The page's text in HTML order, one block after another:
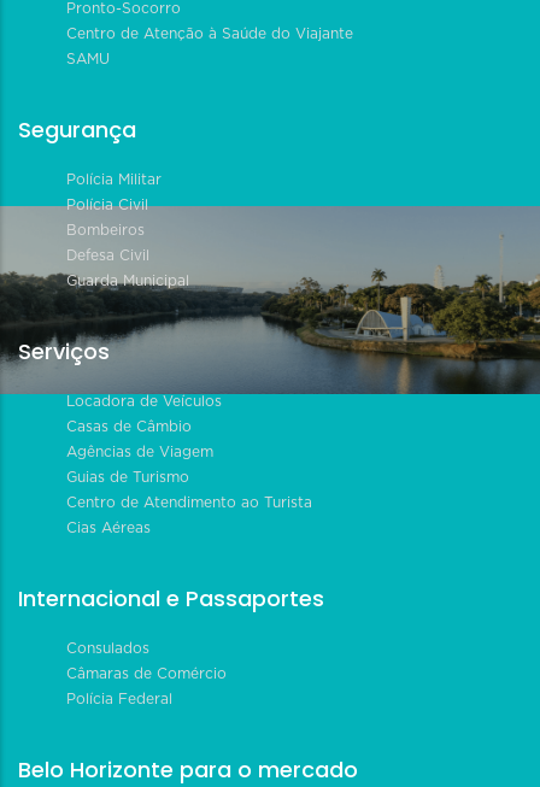
Pronto-Socorro
Centro de Atenção à Saúde do Viajante
SAMU
Segurança
Polícia Militar
Polícia Civil
Bombeiros
Defesa Civil
Guarda Municipal
Serviços
Locadora de Veículos
Casas de Câmbio
Agências de Viagem
Guias de Turismo
Centro de Atendimento ao Turista
Cias Aéreas
Internacional e Passaportes
Consulados
Câmaras de Comércio
Polícia Federal
Belo Horizonte para o mercado